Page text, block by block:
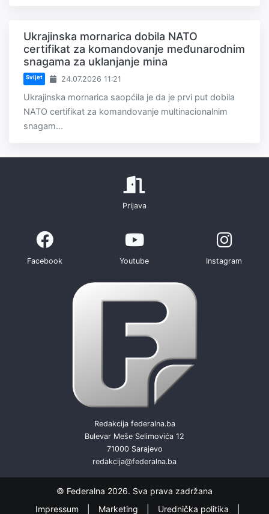
Ukrajinska mornarica dobila NATO
certifikat za komandovanje međunarodnim
snagama za uklanjanje mina
Svijet 24.07.2026 11:21
Ukrajinska mornarica saopćila je da je prvi put dobila
NATO certifikat za komandovanje multinacionalnim
snagam...
Prijava
Facebook Youtube Instagram
Redakcija federalna.ba
Bulevar Meše Selimovića 12
71000 Sarajevo
redakcija@federalna.ba
© Federalna 2026. Sva prava zadržana
Impressum
Marketing Urednička politika